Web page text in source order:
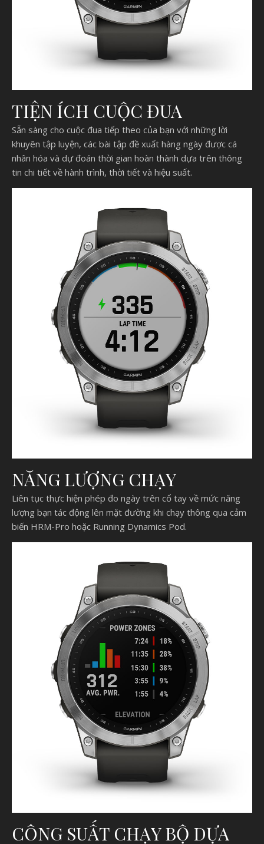
TIỆN ÍCH CUỘC ĐUA
Sẵn sàng cho cuộc đua tiếp theo của bạn với những lời
khuyên tập luyện, các bài tập đề xuất hàng ngày được cá
nhân hóa và dự đoán thời gian hoàn thành dựa trên thông
tin chi tiết về hành trình, thời tiết và hiệu suất.
NĂNG LƯỢNG CHẠY
Liên tục thực hiện phép đo ngày trên cổ tay về mức năng
lượng bạn tác động lên mặt đường khi chạy thông qua cảm
biến HRM-Pro hoặc Running Dynamics Pod.
CÔNG SUẤT CHẠY BỘ DỰA